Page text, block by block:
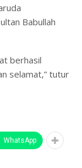
Babullah
berhasil
selamat,” tutur
WhatsApp